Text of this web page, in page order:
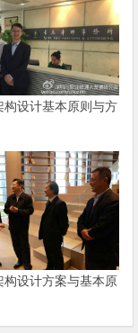
构设计基本原则与方
构设计方案与基本原